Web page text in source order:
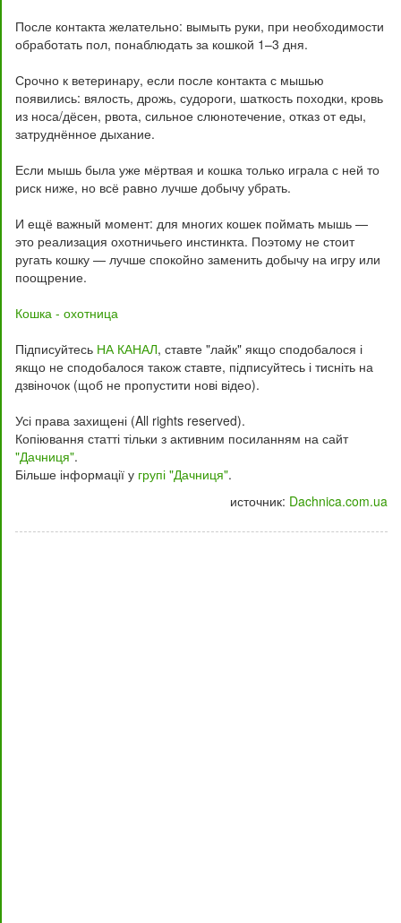
После контакта желательно: вымыть руки, при необходимости
обработать пол, понаблюдать за кошкой 1–3 дня.
Срочно к ветеринару, если после контакта с мышью
появились: вялость, дрожь, судороги, шаткость походки, кровь
из носа/дёсен, рвота, сильное слюнотечение, отказ от еды,
затруднённое дыхание.
Если мышь была уже мёртвая и кошка только играла с ней то
риск ниже, но всё равно лучше добычу убрать.
И ещё важный момент: для многих кошек поймать мышь —
это реализация охотничьего инстинкта. Поэтому не стоит
ругать кошку — лучше спокойно заменить добычу на игру или
поощрение.
Кошка - охотница
Підписуйтесь НА КАНАЛ, ставте "лайк" якщо сподобалося і
якщо не сподобалося також ставте, підписуйтесь і тисніть на
дзвіночок (щоб не пропустити нові відео).
Усі права захищені (All rights reserved).
Копіювання статті тільки з активним посиланням на сайт
"Дачниця".
Більше інформації у групі "Дачниця".
источник: Dachnica.com.ua